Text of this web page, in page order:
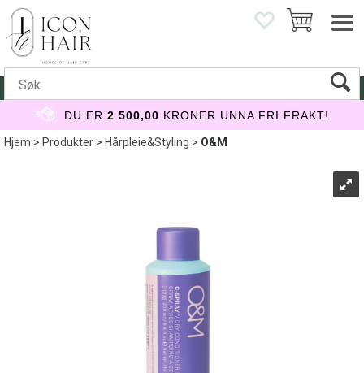
DU ER 2 500,00 KRONER UNNA FRI FRAKT!
Hjem>Produkter>Hårpleie&Styling>O&M